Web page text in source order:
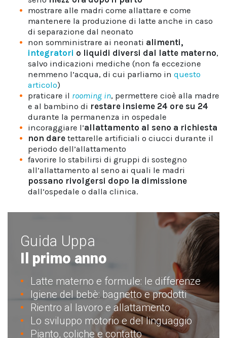
mostrare alle madri come allattare e come
mantenere la produzione di latte anche in caso
di separazione dal neonato
non somministrare ai neonati alimenti,
integratori o liquidi diversi dal latte materno,
salvo indicazioni mediche (non fa eccezione
nemmeno l’acqua, di cui parliamo in questo
articolo)
praticare il rooming in, permettere cioè alla madre
e al bambino di restare insieme 24 ore su 24
durante la permanenza in ospedale
incoraggiare l’allattamento al seno a richiesta
non dare tettarelle artificiali o ciucci durante il
periodo dell’allattamento
favorire lo stabilirsi di gruppi di sostegno
all’allattamento al seno ai quali le madri
possano rivolgersi dopo la dimissione
dall’ospedale o dalla clinica.
Guida Uppa
Il primo anno
Latte materno e formule: le differenze
Igiene del bebè: bagnetto e prodotti
Rientro al lavoro e allattamento
Lo sviluppo motorio e del linguaggio
Pianto, coliche e contatto